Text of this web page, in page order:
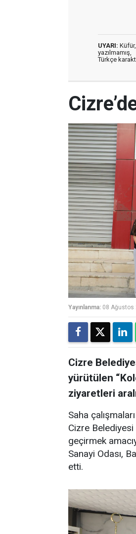
UYARI:
yazılmamış,
Türkçe
Yayınlanma: 08 Ağustos
Cizre
yürütülen
ziyaretleri
Saha
Cizre
geçirmek
Sanayi Odası,
etti.